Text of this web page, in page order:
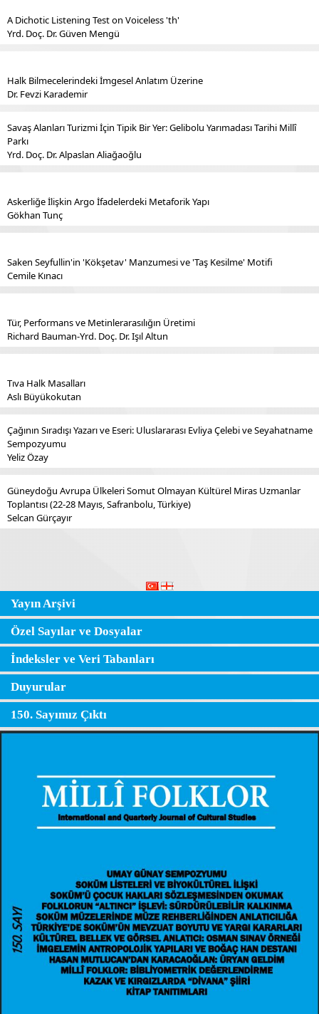
A Dichotic Listening Test on Voiceless 'th'
Yrd. Doç. Dr. Güven Mengü
Halk Bilmecelerindeki İmgesel Anlatım Üzerine
Dr. Fevzi Karademir
Savaş Alanları Turizmi İçin Tipik Bir Yer: Gelibolu Yarımadası Tarihi Millî
Parkı
Yrd. Doç. Dr. Alpaslan Aliağaoğlu
Askerliğe İlişkin Argo İfadelerdeki Metaforik Yapı
Gökhan Tunç
Saken Seyfullin'in 'Kökşetav' Manzumesi ve 'Taş Kesilme' Motifi
Cemile Kınacı
Tür, Performans ve Metinlerarasılığın Üretimi
Richard Bauman-Yrd. Doç. Dr. Işıl Altun
Tıva Halk Masalları
Aslı Büyükokutan
Çağının Sıradışı Yazarı ve Eseri: Uluslararası Evliya Çelebi ve Seyahatname
Sempozyumu
Yeliz Özay
Güneydoğu Avrupa Ülkeleri Somut Olmayan Kültürel Miras Uzmanlar
Toplantısı (22-28 Mayıs, Safranbolu, Türkiye)
Selcan Gürçayır
Yayın Arşivi
Özel Sayılar ve Dosyalar
İndeksler ve Veri Tabanları
Duyurular
150. Sayımız Çıktı